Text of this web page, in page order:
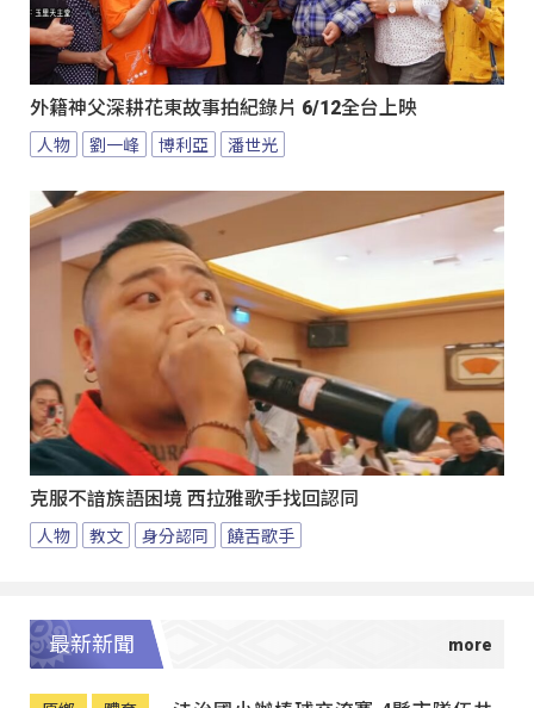
外籍神父深耕花東故事拍紀錄片 6/12全台上映
人物 劉一峰 博利亞 潘世光
克服不諳族語困境 西拉雅歌手找回認同
人物 教文 身分認同 饒舌歌手
最新新聞